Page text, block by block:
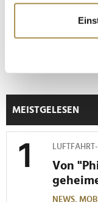
erfassen,
Abschnitt
Wir verwenden
personalisieren,
"Die Leute
MEISTGELESEN
Von
NEWS,